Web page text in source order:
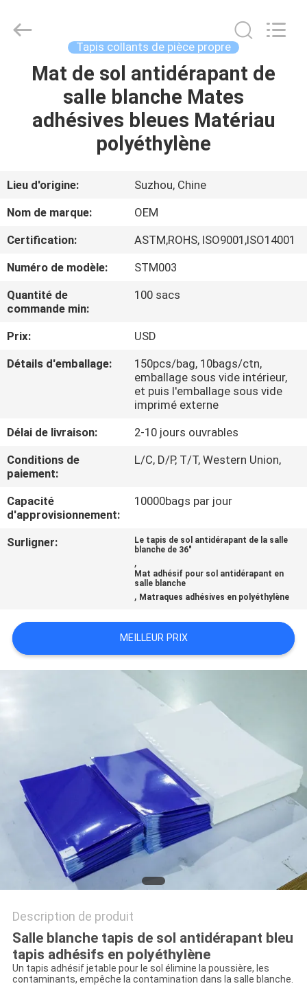
MAISON
PRODUITS
SUJET
DE
NOUS
VISITE
D'USINE
CONTRÔLE
DE
CONTACTEZ-
NOUS
NOUVELLES
DEMANDEZ
PLAN
DU
Clean
Technology
Tapis collants de pièce propre
Mat de sol antidérapant de
salle blanche Mates
adhésives bleues Matériau
polyéthylène
Lieu d'origine:
Suzhou, Chine
Nom de marque:
OEM
Certification:
ASTM,ROHS, ISO9001,ISO14001
Numéro de modèle:
STM003
Quantité de
commande min:
100 sacs
Prix:
USD
Détails d'emballage:
150pcs/bag, 10bags/ctn,
emballage sous vide intérieur,
et puis l'emballage sous vide
imprimé externe
Délai de livraison:
2-10 jours ouvrables
Conditions de
paiement:
L/C, D/P, T/T, Western Union,
Capacité
d'approvisionnement:
10000bags par jour
Surligner:
Le tapis de sol antidérapant de la salle
blanche de 36"
,
Mat adhésif pour sol antidérapant en
salle blanche
, Matraques adhésives en polyéthylène
MEILLEUR PRIX
Description de produit
Salle blanche tapis de sol antidérapant bleu
tapis adhésifs en polyéthylène
Un tapis adhésif jetable pour le sol élimine la poussière, les
contaminants, empêche la contamination dans la salle blanche.